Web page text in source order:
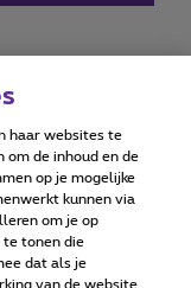
statement
haar websites te
om de inhoud en de
op je mogelijke
kunnen via
om je op
te tonen die
dat als je
van de website